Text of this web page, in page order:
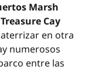
Marsh
Treasure Cay
aterrizar en otra
numerosos
entre las